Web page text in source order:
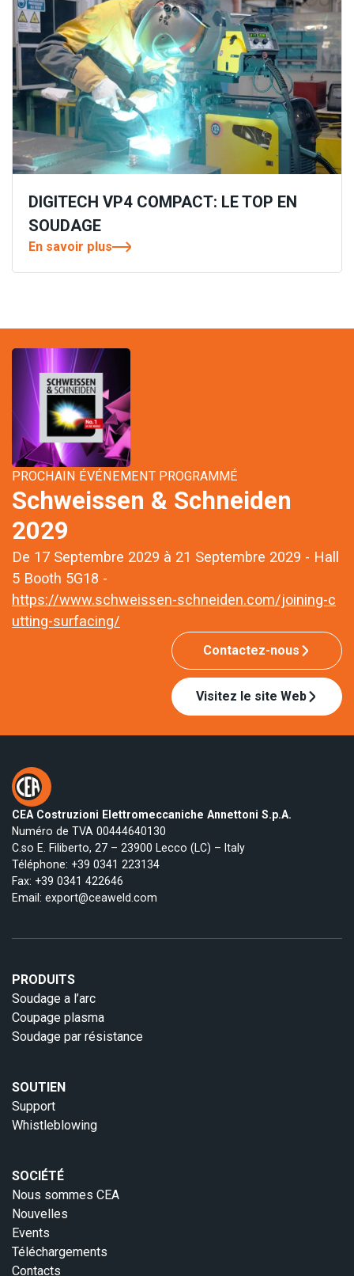
DIGITECH VP4 COMPACT: LE TOP EN
SOUDAGE
En savoir plus
PROCHAIN ÉVÉNEMENT PROGRAMMÉ
Schweissen & Schneiden
2029
De 17 Septembre 2029 à 21 Septembre 2029 - Hall
5 Booth 5G18 -
https://www.schweissen-schneiden.com/joining-c
utting-surfacing/
Contactez-nous
Visitez le site Web
CEA Costruzioni Elettromeccaniche Annettoni S.p.A.
Numéro de TVA 00444640130
C.so E. Filiberto, 27 – 23900 Lecco (LC) – Italy
Téléphone: +39 0341 223134
Fax: +39 0341 422646
Email: export@ceaweld.com
PRODUITS
Soudage a l’arc
Coupage plasma
Soudage par résistance
SOUTIEN
Support
Whistleblowing
SOCIÉTÉ
Nous sommes CEA
Nouvelles
Events
Téléchargements
Contacts